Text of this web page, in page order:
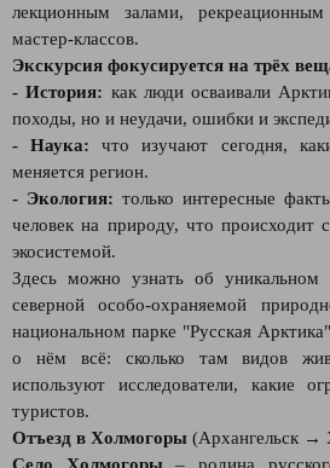
лекционным залами,
мастер-классов.
Экскурсия фокусируется на трёх
- История: как люди осваивали
походы, но и неудачи, ошибки и
- Наука:что изучают сегодня,
меняется регион.
- Экология: только интересные
человек на природу, что
экосистемой.
Здесь можно узнать об уникальном
северной особо-охраняемой
национальном парке "Русская
о нём всё: сколько там видов
используют исследователи, какие
туристов.
Отъезд в Холмогоры (Архангельск →